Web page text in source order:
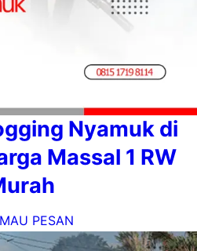
Nyamuk di
Massal 1 RW
PESAN